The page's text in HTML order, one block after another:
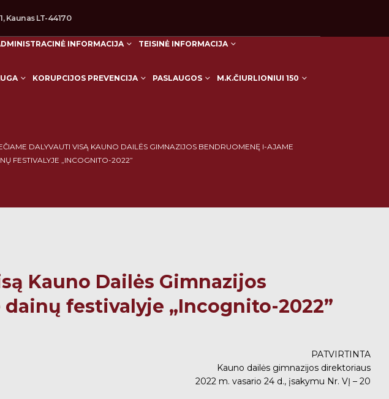
Kaunas LT-44170
INFORMACIJA TEISINĖ INFORMACIJA
KORUPCIJOS PREVENCIJA PASLAUGOS M.K.ČIURLIONIUI 150
DALYVAUTI VISĄ KAUNO DAILĖS GIMNAZIJOS BENDRUOMENĘ I-AJAME
FESTIVALYJE „INCOGNITO-2022”
Kauno Dailės Gimnazijos
festivalyje „Incognito-2022”
PATVIRTINTA
Kauno dailės gimnazijos direktoriaus
2022 m. vasario 24 d., įsakymu Nr. VĮ – 20